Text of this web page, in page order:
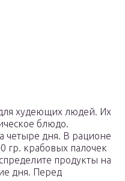
худеющих людей. Их
блюдо.
четыре дня. В рационе
гр. крабовых палочек
продукты на
дня. Перед